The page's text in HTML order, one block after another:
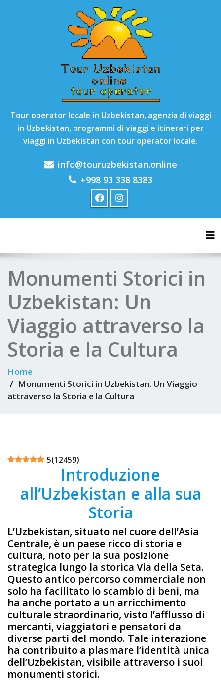
Tour operator locale in Uzbekistan, agenzia di viaggi
in Uzbekistan, programmi di viaggi e itinerari per
viaggi in Uzbekistan con tour operator locale.
info@touruzbekistan.online
+998 93 338 8383
Monumenti Storici in
Uzbekistan: Un
Viaggio attraverso la
Storia e la Cultura
Home
Monumenti Storici in Uzbekistan: Un Viaggio
attraverso la Storia e la Cultura
5(12459)
Introduzione
all’Uzbekistan e alla sua
Storia
L’Uzbekistan, situato nel cuore dell’Asia
Centrale, è un paese ricco di storia e
cultura, noto per la sua posizione
strategica lungo la storica Via della Seta.
Questo antico percorso commerciale non
solo ha facilitato lo scambio di beni, ma
ha anche portato a un arricchimento
culturale straordinario, visto l’afflusso di
mercanti, viaggiatori e pensatori da
diverse parti del mondo. Tale interazione
ha contribuito a plasmare l’identità unica
dell’Uzbekistan, visibile attraverso i suoi
monumenti storici.